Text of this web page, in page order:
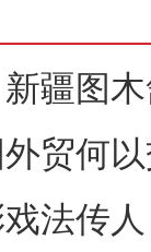
新疆图
贸何
法传